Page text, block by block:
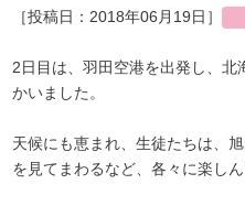
［投稿日：2018年06月19日］
2日目は、羽田空港を出発し、北
かいました。
天候にも恵まれ、生徒たちは、
を見てまわるなど、各々に楽しん